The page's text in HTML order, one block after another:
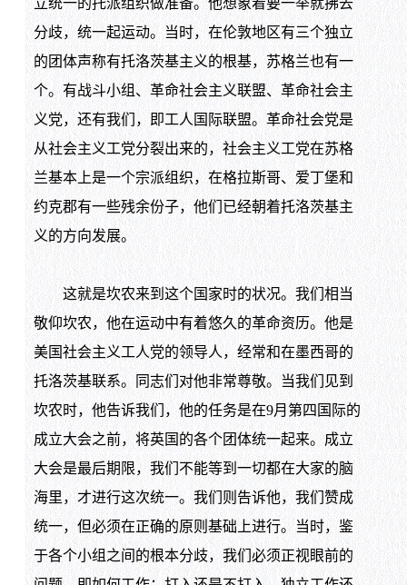
分歧，统一起运动。当时，在伦敦地区有三个独立
的团体声称有托洛茨基主义的根基，苏格兰也有一
个。有战斗小组、革命社会主义联盟、革命社会主
义党，还有我们，即工人国际联盟。革命社会党是
从社会主义工党分裂出来的，社会主义工党在苏格
兰基本上是一个宗派组织，在格拉斯哥、爱丁堡和
约克郡有一些残余份子，他们已经朝着托洛茨基主
义的方向发展。
这就是坎农来到这个国家时的状况。我们相当
敬仰坎农，他在运动中有着悠久的革命资历。他是
美国社会主义工人党的领导人，经常和在墨西哥的
托洛茨基联系。同志们对他非常尊敬。当我们见到
坎农时，他告诉我们，他的任务是在9月第四国际的
成立大会之前，将英国的各个团体统一起来。成立
大会是最后期限，我们不能等到一切都在大家的脑
海里，才进行这次统一。我们则告诉他，我们赞成
统一，但必须在正确的原则基础上进行。当时，鉴
于各个小组之间的根本分歧，我们必须正视眼前的